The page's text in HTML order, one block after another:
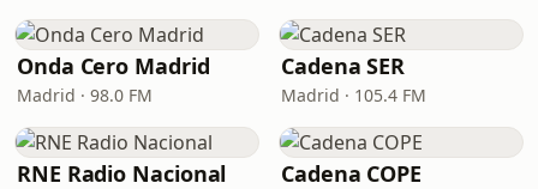
Onda Cero Madrid
Madrid · 98.0 FM
Cadena SER
Madrid · 105.4 FM
RNE Radio Nacional Cadena COPE